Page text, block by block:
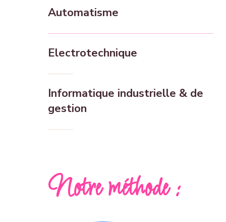
Automatisme
Electrotechnique
Informatique industrielle & de
gestion
Notre méthode :